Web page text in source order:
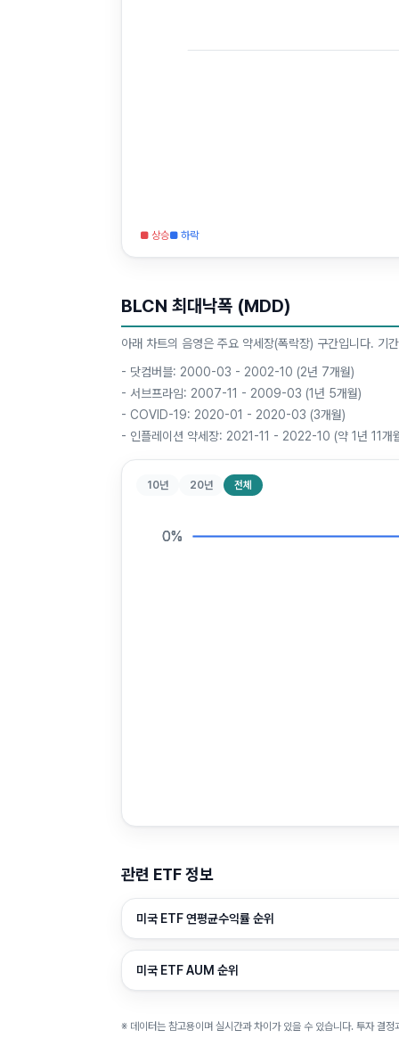
■ 상승■ 하락
BLCN 최대낙폭 (MDD)
아래 차트의 음영은 주요 약세장(폭락장) 구간입니다. 기
- 닷컴버블: 2000-03 - 2002-10 (2년 7개월)
- 서브프라임: 2007-11 - 2009-03 (1년 5개월)
- COVID-19: 2020-01 - 2020-03 (3개월)
- 인플레이션 약세장: 2021-11 - 2022-10 (약 1년 11개
10년 20년 전체
0%
0%
0%
관련 ETF 정보
미국 ETF 연평균수익률 순위
미국 ETF AUM 순위
※ 데이터는 참고용이며 실시간과 차이가 있을 수 있습니다. 투자 결정